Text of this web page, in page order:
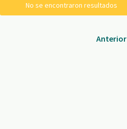
No se encontraron resultados
Anterior